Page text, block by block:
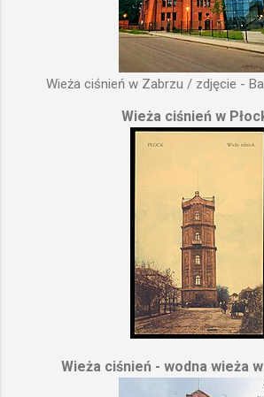
Wieża ciśnień w Zabrzu / zdjęcie -
Wieża ciśnień w
Wieża ciśnień - wodna wieża